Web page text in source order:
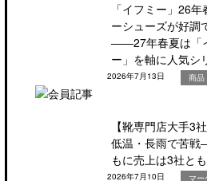
「イフミー」26
ーシューズが好調
――27年春夏は「
ー」を軸に人気シ
2026年7月13日 商品
【靴専門店大手3
低温・長雨で苦
もに売上は3社と
2026年7月10日 マー